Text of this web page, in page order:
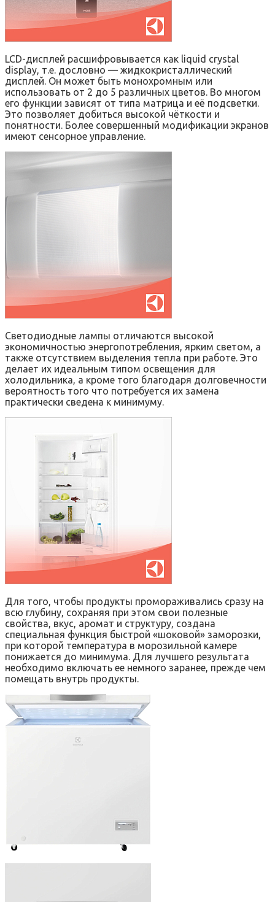
LCD-дисплей расшифровывается как liquid crystal
display, т.е. дословно — жидкокристаллический
дисплей. Он может быть монохромным или
использовать от 2 до 5 различных цветов. Во многом
его функции зависят от типа матрица и её подсветки.
Это позволяет добиться высокой чёткости и
понятности. Более совершенный модификации экранов
имеют сенсорное управление.
Светодиодные лампы отличаются высокой
экономичностью энергопотребления, ярким светом, а
также отсутствием выделения тепла при работе. Это
делает их идеальным типом освещения для
холодильника, а кроме того благодаря долговечности
вероятность того что потребуется их замена
практически сведена к минимуму.
Для того, чтобы продукты промораживались сразу на
всю глубину, сохраняя при этом свои полезные
свойства, вкус, аромат и структуру, создана
специальная функция быстрой «шоковой» заморозки,
при которой температура в морозильной камере
понижается до минимума. Для лучшего результата
необходимо включать ее немного заранее, прежде чем
помещать внутрь продукты.